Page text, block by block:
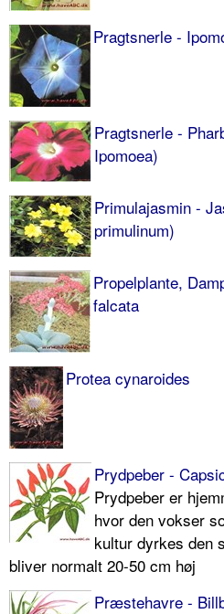
Pragtsnerle -
Pragtsnerle -
Ipomoea)
Primulajasmin -
primulinum)
Propelplante,
falcata
Protea cynaroides
Prydpeber -
Prydpeber er
hvor den vokser
kultur dyrkes den
bliver normalt 20-50 cm høj
Præstehavre -